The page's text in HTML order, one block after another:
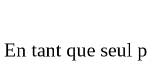
En tant que seul